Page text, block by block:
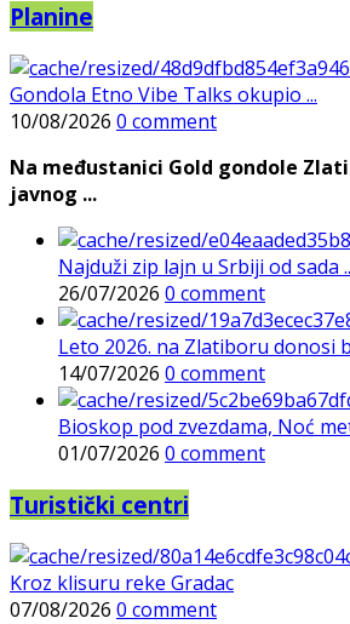
Planine
Gondola Etno Vibe Talks okupio ...
10/08/2026 0 comment
Na međustanici Gold gondole
javnog ...
Najduži zip lajn u Srbiji od sada
26/07/2026 0 comment
Leto 2026. na Zlatiboru donosi
14/07/2026 0 comment
Bioskop pod zvezdama, Noć
01/07/2026 0 comment
Turistički centri
Kroz klisuru reke Gradac
07/08/2026 0 comment